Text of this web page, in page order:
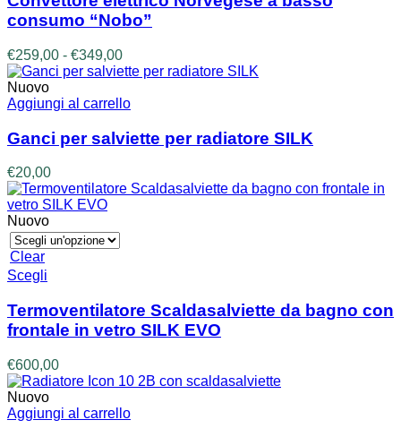
più
varianti.
Le
opzioni
possono
essere
scelte
pagina
prodotto
consumo “Nobo”
€259,00 - €349,00Fascia
di
da
a
€349,00
Nuovo
Aggiungi al carrello
Ganci per salviette per radiatore SILK
€20,00
Nuovo
Clear
Scegli
ha
più
varianti.
opzioni
possono
essere
scelte
Termoventilatore Scaldasalviette da bagno con
frontale in vetro SILK EVO
€600,00
Nuovo
Aggiungi al carrello